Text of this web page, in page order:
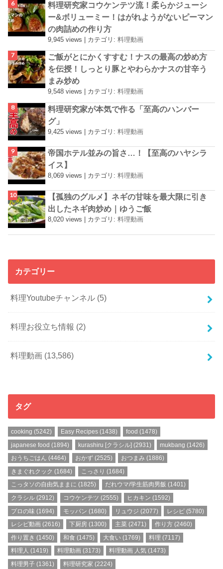
料理研究家コウケンテツ流！柔らかジューシ
ー&ボリューミー！はがれようがないピーマン
の肉詰めの作り方
9,945 views カテゴリ:料理動画
ご飯がとにかくすすむ！ナスの最高の炒め方
を伝授！しっとり豚とやわらかナスの甘辛う
まみ炒め
9,548 views カテゴリ:料理動画
料理研究家が本気で作る「至高のハンバー
グ」
9,425 views | カテゴリ:料理動画
帝国ホテル並みの旨さ…！【至高のハヤシラ
イス】
8,069 views カテゴリ:料理動画
【孤独のグルメ】ネギの甘味を最大限に引き
出したネギ肉炒め｜ゆうご飯
8,020 views カテゴリ:料理動画
カテゴリー
料理Youtubeチャンネル (5)
料理お役立ち情報 (2)
料理動画 (13,586)
タグ
cooking (5242) Easy Recipes(1438) food (1478)
japanese food (1894) kurashiru [クラシル](2931) mukbang (1426)
おうちごはん (4464) おかず(2525) おつまみ (1886)
きまぐれクック (1684) こっさり (1684)
こっタソの自由気ままに (1825) だれウマ/学生筋肉男飯 (1401)
クラシル (2912) コウケンテツ (2555) ヒカキン (1592)
プロの味 (1694) モッパン (1680) リュウジ (2077) レシピ (5780)
レシピ動画 (2616) 下厨房(1300) 主菜(2471) 作り方 (2460)
作り置き (1450) 和食 (1475) 大食い(1769) 料理 (7117)
料理人 (1419) 料理動画(3173) 料理動画 人気(1473)
料理男子 (1361) 料理研究家 (2224)